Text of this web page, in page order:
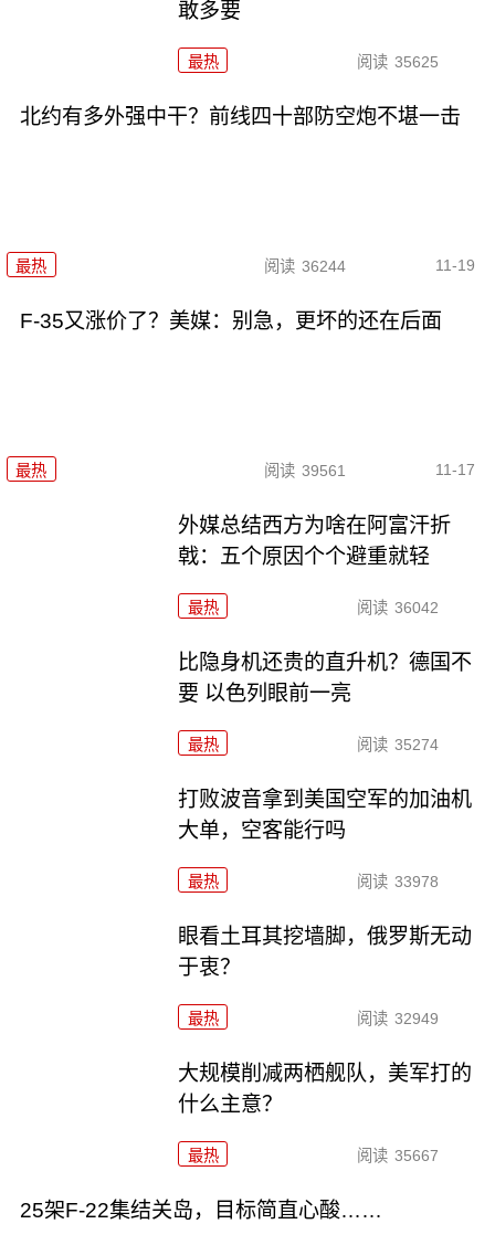
敢多要
最热 阅读 35625
北约有多外强中干？前线四十部防空炮不堪一击
最热 阅读 36244 11-19
F-35又涨价了？美媒：别急，更坏的还在后面
最热 阅读 39561 11-17
外媒总结西方为啥在阿富汗折
戟：五个原因个个避重就轻
最热 阅读 36042
比隐身机还贵的直升机？德国不
要 以色列眼前一亮
最热 阅读 35274
打败波音拿到美国空军的加油机
大单，空客能行吗
最热 阅读 33978
眼看土耳其挖墙脚，俄罗斯无动
于衷？
最热 阅读 32949
大规模削减两栖舰队，美军打的
什么主意？
最热 阅读 35667
25架F-22集结关岛，目标简直心酸……